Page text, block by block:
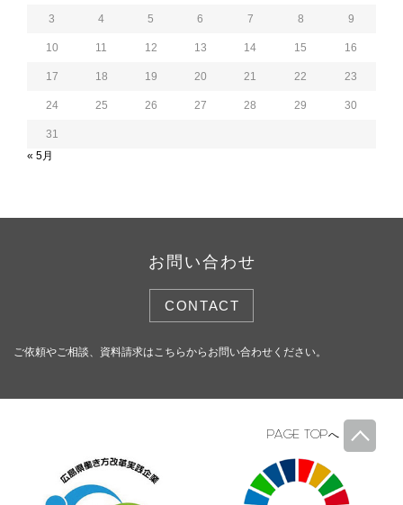
3 4 5 6 7 8 9
10 11 12 13 14 15 16
17 18 19 20 21 22 23
24 25 26 27 28 29 30
31
« 5月
お問い合わせ
CONTACT
ご依頼やご相談、資料請求はこちらからお問い合わせください。
PAGE TOPへ